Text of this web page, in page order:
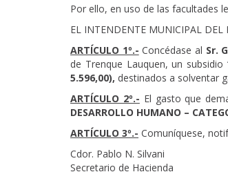
Por ello, en uso de las facultades
EL INTENDENTE MUNICIPAL DEL
ARTÍCULO 1º.- Concédase al Sr.
de Trenque Lauquen, un subsidio
5.596,00), destinados a solventar
ARTÍCULO 2º.- El gasto que
DESARROLLO HUMANO –
ARTÍCULO 3º.- Comuníquese,
Cdor. Pablo N. Silvani
Secretario de Hacienda